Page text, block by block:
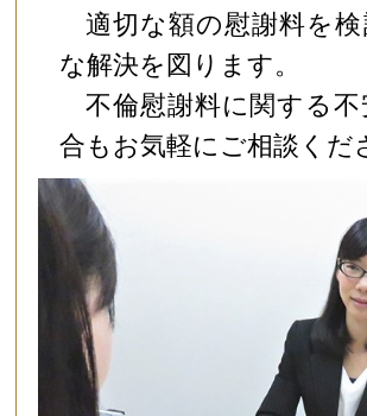
適切な額の慰謝料を
な解決を図ります。
不倫慰謝料に関する
合もお気軽にご相談くだ